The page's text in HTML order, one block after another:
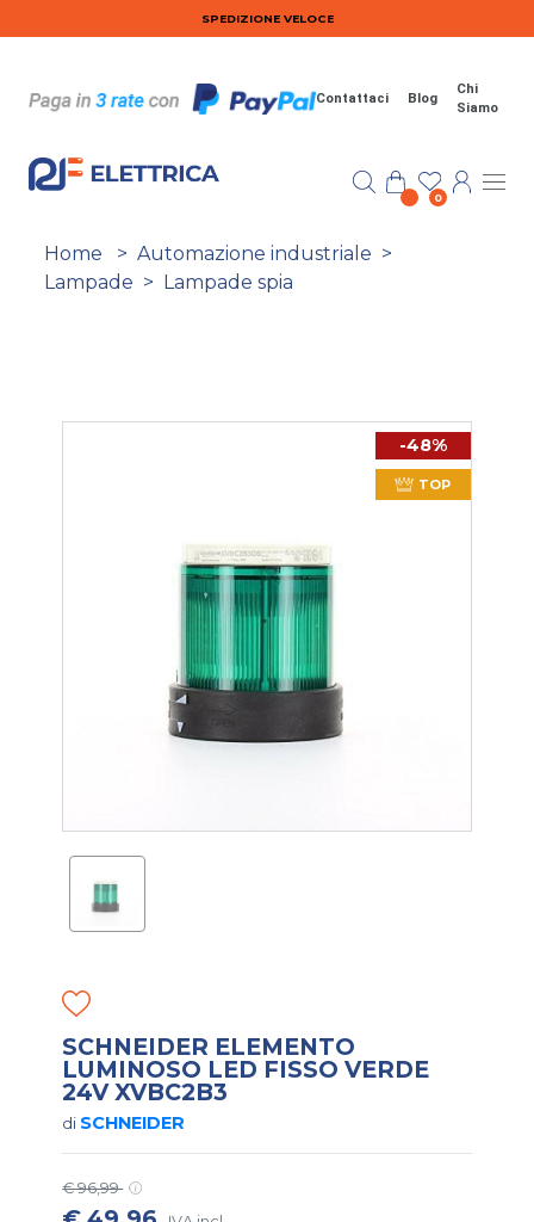
Salta al contenuto principaleSPEDIZIONE VELOCE
Contattaci Blog
Chi
Siamo
0
Home > Automazione industriale >
Lampade > Lampade spia
-48%
TOP
SCHNEIDER ELEMENTO
LUMINOSO LED FISSO VERDE
24V XVBC2B3
di SCHNEIDER
€ 96,99